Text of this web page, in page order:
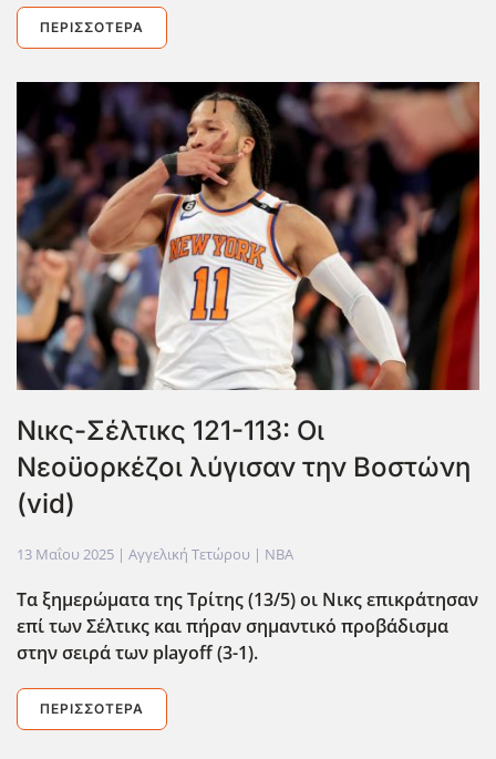
ΠΕΡΙΣΣΌΤΕΡΑ
Νικς-Σέλτικς 121-113: Oι
Νεοϋορκέζοι λύγισαν την Βοστώνη
(vid)
13 Μαΐου 2025 | Αγγελική Τετώρου | NBA
Τα ξημερώματα της Τρίτης (13/5) οι Νικς επικράτησαν
επί των Σέλτικς και πήραν σημαντικό προβάδισμα
στην σειρά των playoff (3-1).
ΠΕΡΙΣΣΌΤΕΡΑ